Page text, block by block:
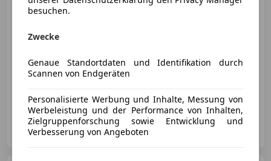
Stefan Oberhuber - Ihr Auto-Concierge
AT-6850 Dornbirn
besuchen.
Zwecke
Genaue Standortdaten und Identifikation durch
Scannen von Endgeräten
Personalisierte Werbung und Inhalte, Messung von
Werbeleistung und der Performance von Inhalten,
Zielgruppenforschung sowie Entwicklung und
Verbesserung von Angeboten